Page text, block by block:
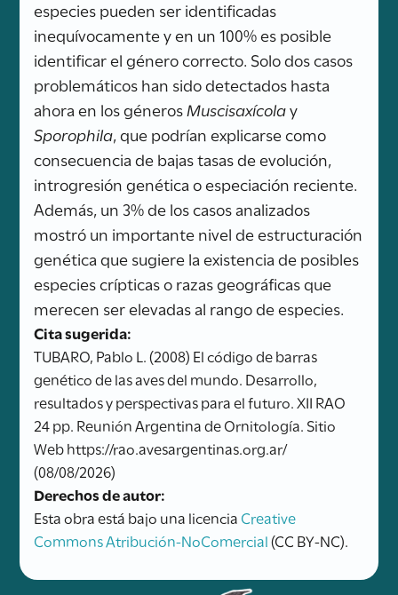
especies pueden ser identificadas
inequívocamente y en un 100% es posible
identificar el género correcto. Solo dos casos
problemáticos han sido detectados hasta
ahora en los génerosMuscisaxícolay
Sporophila, que podrían explicarse como
consecuencia de bajas tasas de evolución,
introgresión genética o especiación reciente.
Además, un 3% de los casos analizados
mostró un importante nivel de estructuración
genética que sugiere la existencia de posibles
especies crípticas o razas geográficas que
merecen ser elevadas al rango de especies.
Cita sugerida:
TUBARO, Pablo L. (2008) El código de barras
genético de las aves del mundo. Desarrollo,
resultados y perspectivas para el futuro. XII RAO
24 pp. Reunión Argentina de Ornitología. Sitio
Web https://rao.avesargentinas.org.ar/
(08/08/2026)
Derechos de autor:
Esta obra está bajo una licencia Creative
Commons Atribución-NoComercial(CC BY-NC).